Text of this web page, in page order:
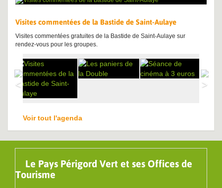
Visites commentées de la Bastide de Saint-Aulaye
Visites commentées gratuites de la Bastide de Saint-Aulaye sur
rendez-vous pour les groupes.
Voir tout l'agenda
Le Pays Périgord Vert et ses Offices de
Tourisme